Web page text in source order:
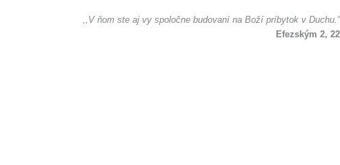
,,V ňom ste aj vy spoločne budovaní na Boží príbytok v Duchu.”
Efezským 2, 22